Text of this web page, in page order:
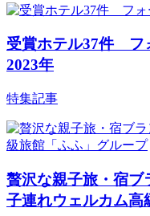
受賞ホテル37件 フ
2023年
特集記事
贅沢な親子旅・宿ブ
子連れウェルカム高